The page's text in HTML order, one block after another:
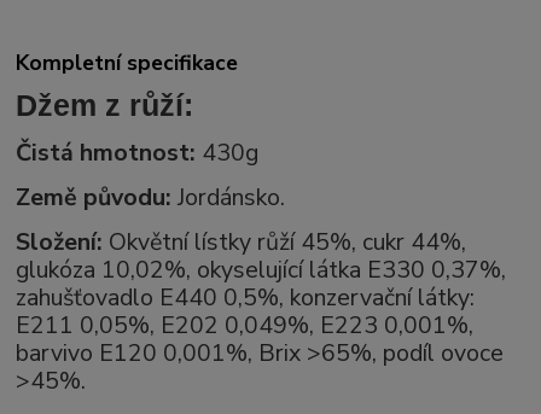
Kompletní specifikace
Džem z růží:
Čistá hmotnost: 430g
Země původu: Jordánsko.
Složení: Okvětní lístky růží 45%, cukr 44%,
glukóza 10,02%, okyselující látka E330 0,37%,
zahušťovadlo E440 0,5%, konzervační látky:
E211 0,05%, E202 0,049%, E223 0,001%,
barvivo E120 0,001%, Brix >65%, podíl ovoce
>45%.